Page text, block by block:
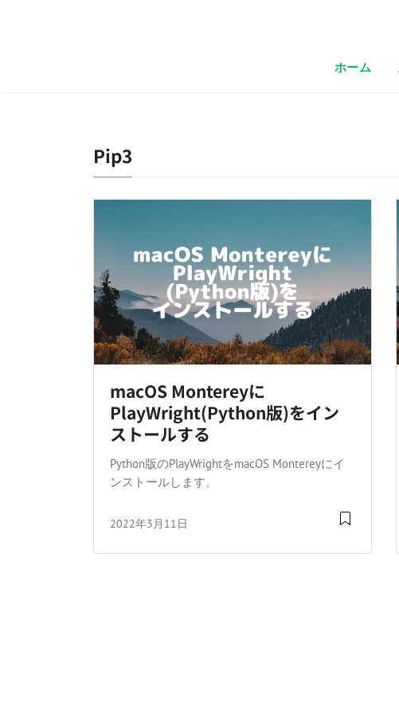
ホーム
Pip3
macOS Montereyに
PlayWright(Python版)をイン
ストールする
Python版のPlayWrightをmacOS Montereyにイ
ンストールします。
2022年3月11日